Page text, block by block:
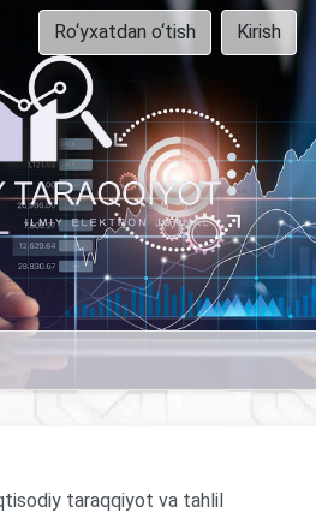
Ro‘yxatdan o‘tish Kirish
taraqqiyot va tahlil